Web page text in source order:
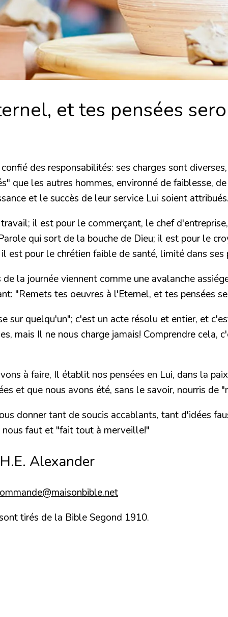
et tes pensées
des responsabilités: ses charges sont
que les autres hommes, environné de faiblesse,
et le succès de leur service Lui soient
il est pour le commerçant, le chef
qui sort de la bouche de Dieu; il est pour le
est pour le chrétien faible de santé, limité dans
la journée viennent comme une avalanche
"Remets tes oeuvres à l'Eternel, et tes pensées
quelqu'un"; c'est un acte résolu et entier, et
mais Il ne nous charge jamais! Comprendre
à faire, Il établit nos pensées en Lui, dans la
et que nous avons été, sans le savoir, nourris de
donner tant de soucis accablants, tant d'idées
faut et "fait tout à merveille!"
Alexander
tirés de la Bible Segond 1910.